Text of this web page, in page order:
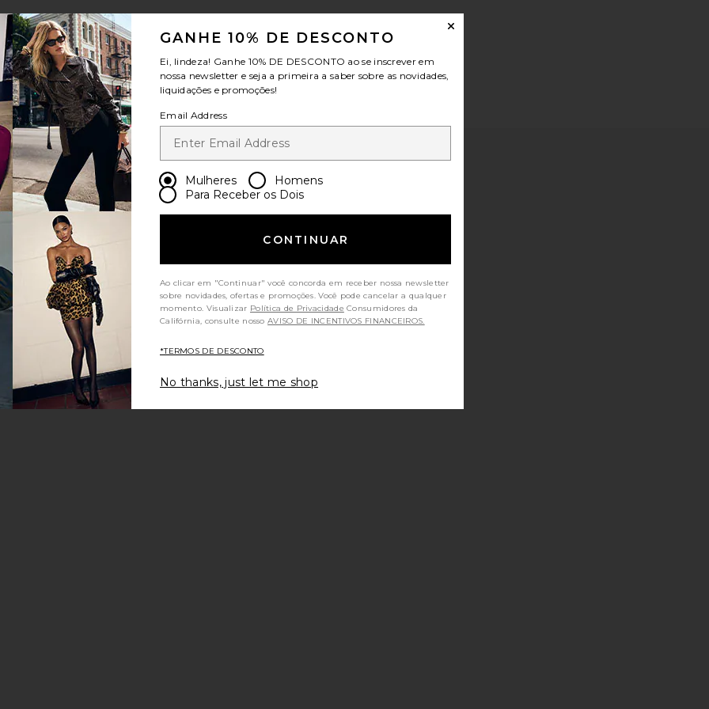
GANHE 10% DE DESCONTO
Ei, lindeza! Ganhe 10% DE DESCONTO ao se inscrever em
nossa newsletter e seja a primeira a saber sobre as novidades,
liquidações e promoções!
Email Address
Mulheres
Homens
Para Receber os Dois
CONTINUAR
Ao clicar em "Continuar" você concorda em receber nossa newsletter
sobre novidades, ofertas e promoções. Você pode cancelar a qualquer
momento. Visualizar Política de Privacidade Consumidores da
Califórnia, consulte nossoAVISO DE INCENTIVOS FINANCEIROS.
*TERMOS DE DESCONTO
No thanks, just let me shop